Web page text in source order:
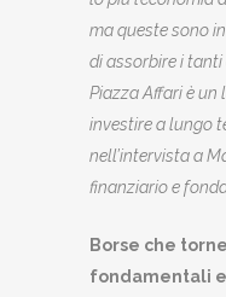
ma queste sono
di assorbire i tanti
Piazza Affari è un
investire a lungo
nell’intervista a
finanziario e
Borse che
fondamentali e